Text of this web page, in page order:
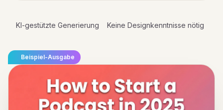
KI-gestützte Generierung Keine Designkenntnisse nötig
Beispiel-Ausgabe